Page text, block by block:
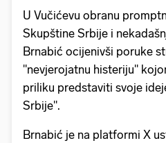
U Vučićevu obranu
Skupštine Srbije i
Brnabić ocijenivši poruke
"nevjerojatnu histeriju"
priliku predstaviti svoje
Srbije".
Brnabić je na platformi X